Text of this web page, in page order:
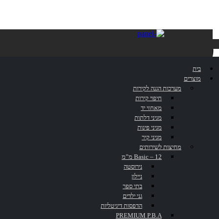
בית
מוצרים
מערכות הגנה לקירות
חיפוי קירות
מאחזי יד
מגיני דלתות
מגיני פינות
מגיני קיר
מחיצות לשירותים
Basic – 12 מ”מ
נירוסטה
ניילון
בתי ספר
גני ילדים
הדפסות דיגיטליות
PREMIUM P.B.A
כיור